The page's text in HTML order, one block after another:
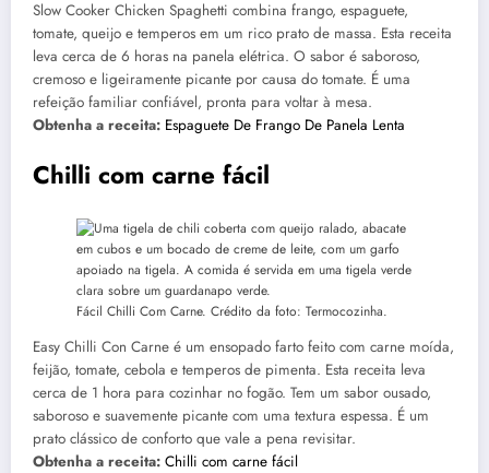
Slow Cooker Chicken Spaghetti combina frango, espaguete,
tomate, queijo e temperos em um rico prato de massa. Esta receita
leva cerca de 6 horas na panela elétrica. O sabor é saboroso,
cremoso e ligeiramente picante por causa do tomate. É uma
refeição familiar confiável, pronta para voltar à mesa.
Obtenha a receita: Espaguete De Frango De Panela Lenta
Chilli com carne fácil
Fácil Chilli Com Carne. Crédito da foto: Termocozinha.
Easy Chilli Con Carne é um ensopado farto feito com carne moída,
feijão, tomate, cebola e temperos de pimenta. Esta receita leva
cerca de 1 hora para cozinhar no fogão. Tem um sabor ousado,
saboroso e suavemente picante com uma textura espessa. É um
prato clássico de conforto que vale a pena revisitar.
Obtenha a receita: Chilli com carne fácil